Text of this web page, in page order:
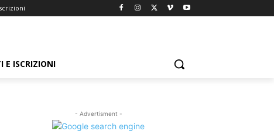
E ISCRIZIONI
- Advertisment -